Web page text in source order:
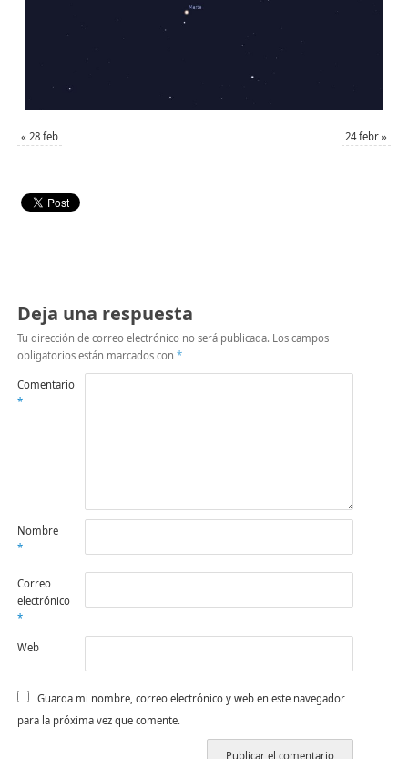
« 28 feb 24 febr »
Deja una respuesta
Tu dirección de correo electrónico no será publicada. Los campos
obligatorios están marcados con *
Comentario
*
Nombre
*
Correo
electrónico
*
Web
Guarda mi nombre, correo electrónico y web en este navegador
para la próxima vez que comente.